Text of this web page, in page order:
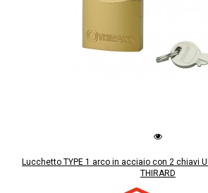
Lucchetto TYPE 1 arco in acciaio con 2 chiavi
THIRARD